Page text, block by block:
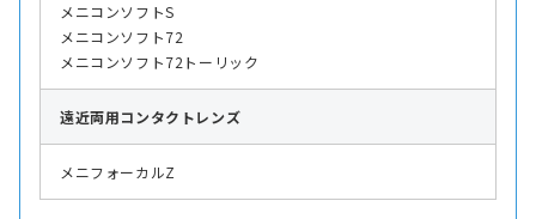
メニコンソフトS
メニコンソフト72
メニコンソフト72トーリック
遠近両用コンタクトレンズ
メニフォーカルZ